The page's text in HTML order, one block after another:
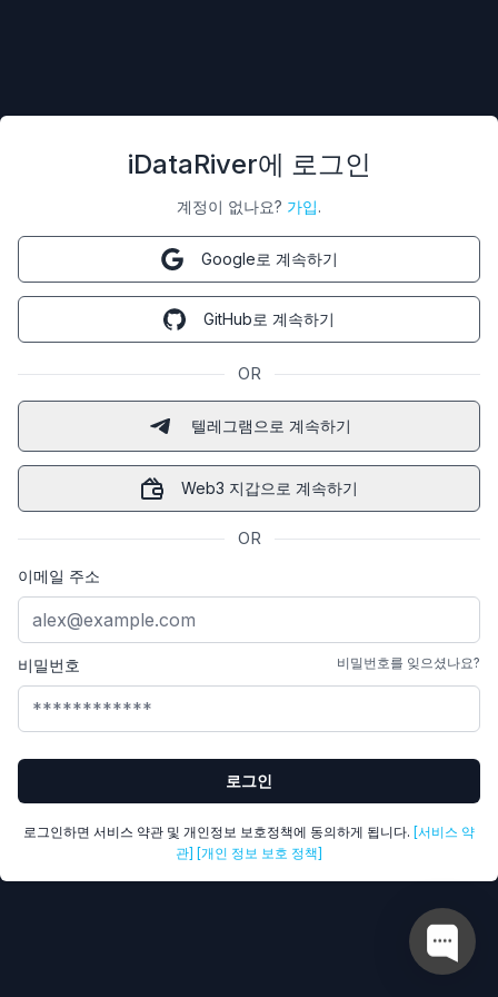
iDataRiver에 로그인
계정이 없나요? 가입.
Google로 계속하기
GitHub로 계속하기
OR
텔레그램으로 계속하기
Web3 지갑으로 계속하기
OR
이메일 주소
비밀번호 비밀번호를 잊으셨나요?
로그인
로그인하면 서비스 약관 및 개인정보 보호정책에 동의하게 됩니다. [서비스 약
관] [개인 정보 보호 정책]